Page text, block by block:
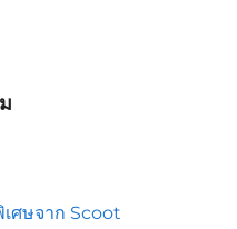
ศษจาก Scoot